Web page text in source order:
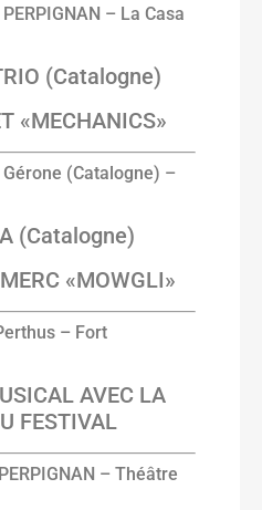
PERPIGNAN – La Casa
(Catalogne)
«MECHANICS»
Gérone (Catalogne) –
(Catalogne)
«MOWGLI»
– Fort
AVEC LA
FESTIVAL
PERPIGNAN – Théâtre